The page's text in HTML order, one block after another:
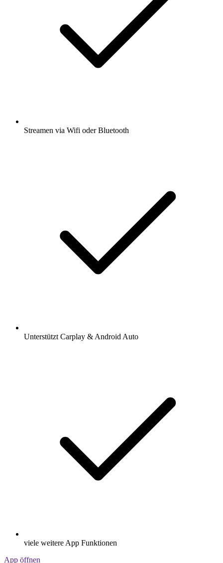
Streamen via Wifi oder Bluetooth
Unterstützt Carplay & Android Auto
viele weitere App Funktionen
App öffnen